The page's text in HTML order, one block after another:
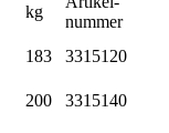
kg
nummer
183
3315120
200
3315140